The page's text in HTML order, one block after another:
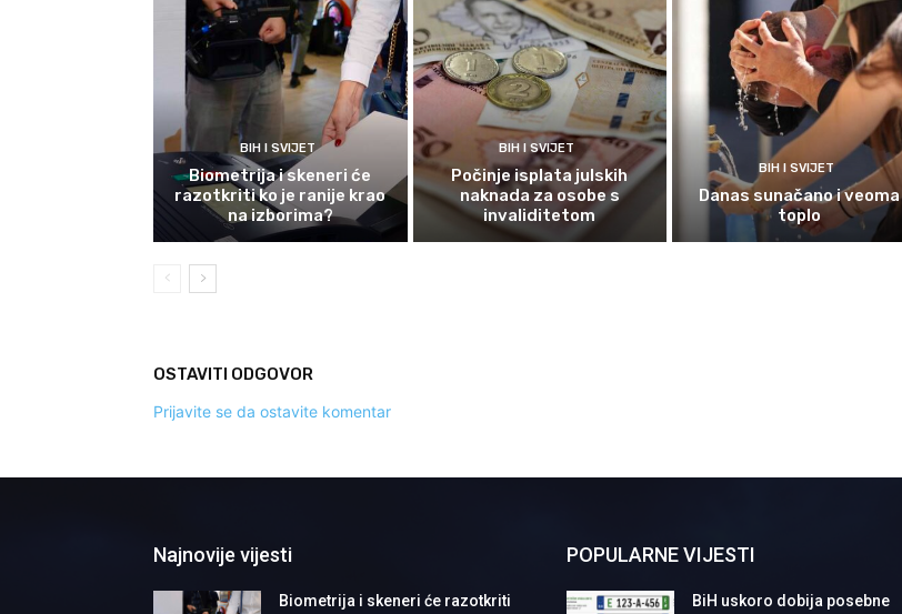
BIH I SVIJET
Biometrija i skeneri će
razotkriti ko je ranije krao
na izborima?
BIH I SVIJET
Počinje isplata julskih
naknada za osobe s
invaliditetom
BIH I SVIJET
Danas sunačano i veoma
toplo
OSTAVITI ODGOVOR
Prijavite se da ostavite komentar
Najnovije vijesti
Biometrija i skeneri će razotkriti
POPULARNE VIJESTI
BiH uskoro dobija posebne